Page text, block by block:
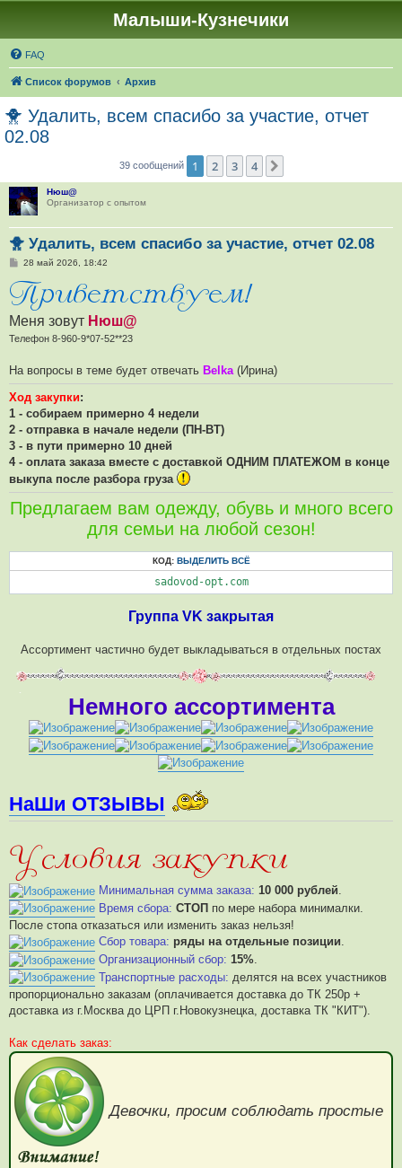
Малыши-Кузнечики
FAQ
Список форумов Архив
🐥 Удалить, всем спасибо за участие, отчет
02.08
39 сообщений 1 2 3 4
Нюш@
Организатор с опытом
🐥 Удалить, всем спасибо за участие, отчет 02.08
С
о
б
щ
е
н
и
28 май 2026, 18:42
Меня зовут Нюш@
Телефон 8-960-9*07-52**23
На вопросы в теме будет отвечать Belka(Ирина)
Ход закупки:
1 - собираем примерно 4 недели
2 - отправка в начале недели (ПН-ВТ)
3 - в пути примерно 10 дней
4 - оплата заказа вместе с доставкой ОДНИМ ПЛАТЕЖОМ в конце
выкупа после разбора груза
Предлагаем вам одежду, обувь и много всего
для семьи на любой сезон!
КОД: ВЫДЕЛИТЬ ВСЁ
sadovod-opt.com
Группа VK закрытая
Ассортимент частично будет выкладываться в отдельных постах
Немного ассортимента
НаШи ОТЗЫВЫ
Минимальная сумма заказа: 10 000 рублей.
Время сбора: СТОП по мере набора минималки.
После стопа отказаться или изменить заказ нельзя!
Сбор товара: ряды на отдельные позиции.
Организационный сбор: 15%
Транспортные расходы: делятся на всех участников
пропорционально заказам (оплачивается доставка до ТК 250р +
доставка из г.Москва до ЦРП г.Новокузнецка, доставка ТК "КИТ").
Как сделать заказ:
Девочки, просим соблюдать простые